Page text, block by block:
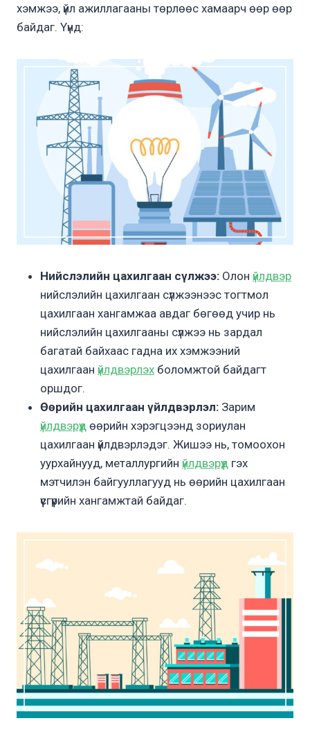
хэмжээ, үйл ажиллагааны төрлөөс хамаарч өөр өөр
байдаг. Үүнд:
Нийслэлийн цахилгаан сүлжээ: Олон үйлдвэр
нийслэлийн цахилгаан сүлжээнээс тогтмол
цахилгаан хангамжаа авдаг бөгөөд учир нь
нийслэлийн цахилгааны сүлжээ нь зардал
багатай байхаас гадна их хэмжээний
цахилгаан үйлдвэрлэх боломжтой байдагт
оршдог.
Өөрийн цахилгаан үйлдвэрлэл: Зарим
үйлдвэрүүд өөрийн хэрэгцээнд зориулан
цахилгаан үйлдвэрлэдэг. Жишээ нь, томоохон
уурхайнууд, металлургийн үйлдвэрүүд гэх
мэтчилэн байгууллагууд нь өөрийн цахилгаан
үүсгүүрийн хангамжтай байдаг.